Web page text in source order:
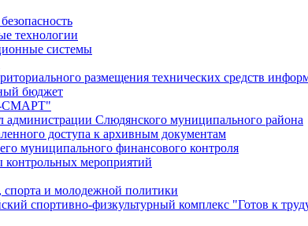
технологии
системы
размещения технических средств
бюджет
СМАРТ"
администрации Слюдянского муниципального района
доступа к архивным документам
муниципального финансового контроля
контрольных мероприятий
спорта и молодежной политики
спортивно-физкультурный комплекс "Готов к